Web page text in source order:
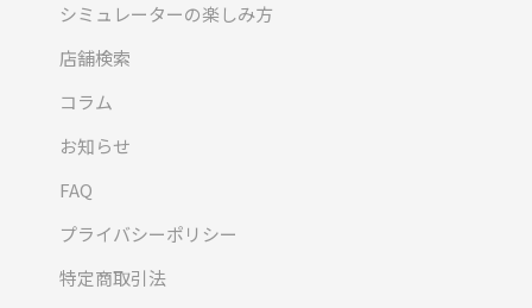
シミュレーターの楽しみ方
店舗検索
コラム
お知らせ
FAQ
プライバシーポリシー
特定商取引法